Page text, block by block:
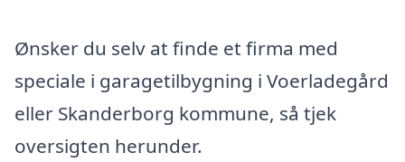
Ønsker du selv at finde et firma med
speciale i garagetilbygning i Voerladegård
eller Skanderborg kommune, så tjek
oversigten herunder.